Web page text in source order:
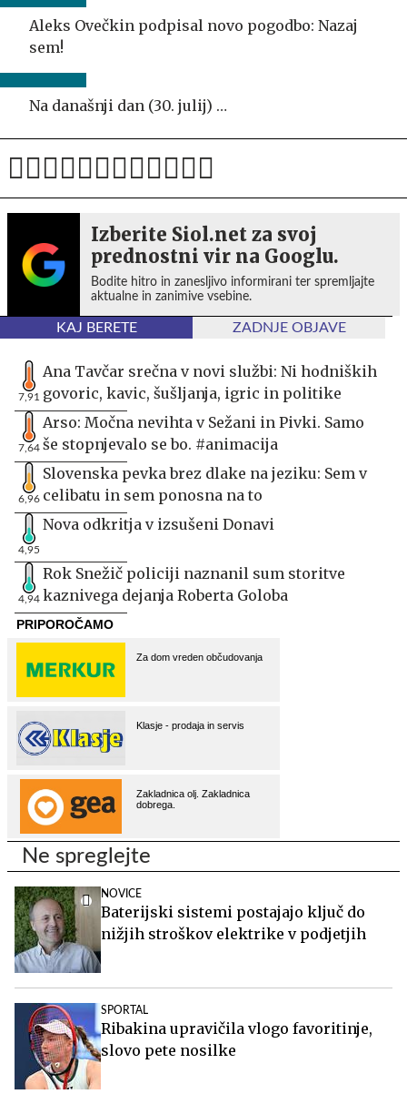
Aleks Ovečkin podpisal novo pogodbo: Nazaj
sem!
Na današnji dan (30. julij) …
Izberite Siol.net za svoj
prednostni vir na Googlu.
Bodite hitro in zanesljivo informirani ter spremljajte
aktualne in zanimive vsebine.
KAJ BERETE ZADNJE OBJAVE
7,91
Ana Tavčar srečna v novi službi: Ni hodniških
govoric, kavic, šušljanja, igric in politike
7,64
Arso: Močna nevihta v Sežani in Pivki. Samo
še stopnjevalo se bo. #animacija
6,96
Slovenska pevka brez dlake na jeziku: Sem v
celibatu in sem ponosna na to
4,95
Nova odkritja v izsušeni Donavi
4,94
Rok Snežič policiji naznanil sum storitve
kaznivega dejanja Roberta Goloba
Ne spreglejte
NOVICE
Baterijski sistemi postajajo ključ do
nižjih stroškov elektrike v podjetjih
SPORTAL
Ribakina upravičila vlogo favoritinje,
slovo pete nosilke